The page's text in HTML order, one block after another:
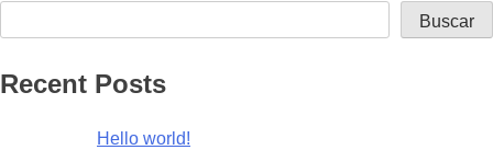
Buscar
Recent Posts
Hello world!